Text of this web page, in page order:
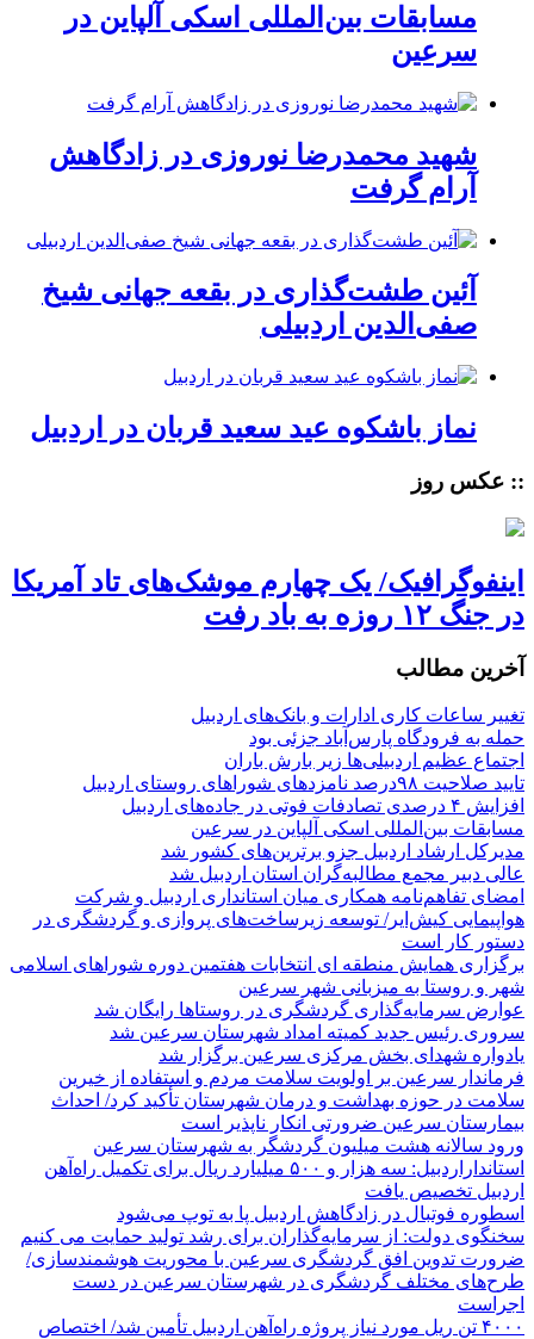
مسابقات بین‌المللی اسکی آلپاین در
سرعین
شهید محمدرضا نوروزی در زادگاهش
آرام گرفت
آئین طشت‌گذاری در بقعه جهانی شیخ
صفی‌الدین اردبیلی
نماز باشکوه عید سعید قربان در اردبیل
:: عکس روز
اینفوگرافیک/ یک چهارم موشک‌های تاد آمریکا
در جنگ ۱۲ روزه به باد رفت
آخرین مطالب
تغییر ساعات کاری ادارات و بانک‌های اردبیل
حمله به فرودگاه پارس‌‌آباد جزئی بود
اجتماع عظیم اردبیلی‌ها زیر بارش باران
تایید صلاحیت ۹۸درصد نامزدهای شوراهای روستای اردبیل
افزایش ۴ درصدی تصادفات فوتی در جاده‌های اردبیل
مسابقات بین‌المللی اسکی آلپاین در سرعین
مدیرکل ارشاد اردبیل جزو برترین‌های کشور شد
عالی دبیر مجمع مطالبه‌گران استان اردبیل شد
امضای تفاهم‌نامه همکاری میان استانداری اردبیل و شرکت
هواپیمایی کیش‌ایر/ توسعه زیرساخت‌های پروازی و گردشگری در
دستور کار است
برگزاری همایش منطقه ای انتخابات هفتمین دوره شوراهای اسلامی
شهر و روستا به میزبانی شهر سرعین
عوارض سرمایه‌گذاری گردشگری در روستاها رایگان شد
سروری رئیس جدید کمیته امداد شهرستان سرعین شد
یادواره شهدای بخش مرکزی سرعین برگزار شد
فرماندار سرعین بر اولویت سلامت مردم و استفاده از خیرین
سلامت در حوزه بهداشت و درمان شهرستان تأکید کرد/ احداث
بیمارستان سرعین ضرورتی انکار ناپذیر است
ورود سالانه هشت میلیون گردشگر به شهرستان سرعین
استانداراردبیل: سه هزار و ۵۰۰ میلیارد ریال برای تکمیل راه‌آهن
اردبیل تخصیص یافت
اسطوره فوتبال در زادگاهش اردبیل پا به توپ می‌شود
سخنگوی دولت: از سرمایه‌گذاران برای رشد تولید حمایت می کنیم
ضرورت تدوین افق گردشگری سرعین با محوریت هوشمندسازی/
طرح‌های مختلف گردشگری در شهرستان سرعین در دست
اجراست
۴۰۰۰ تن ریل مورد نیاز پروژه راه‌آهن اردبیل تأمین شد/ اختصاص